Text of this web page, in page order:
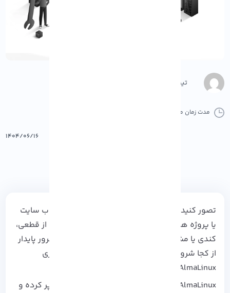
تیم محتوا
مدت زمان مطالعه :
۱۴۰۴/۰۶/۱۶
تصور کنید یک سرور قدرتمند دارید که به راحتی وب‌ سایت
یا پروژه‌ های شما را میزبانی می‌ کند، بدون نگرانی از قطعی،
کندی یا مشکلات امنیتی.
حالا راه رسیدن به این سرور پایدار
از کجا شروع می‌ شود؟ جواب ساده است: راه اندازی
AlmaLinux برای سرور.
AlmaLinux همان کلیدی است که جای CentOS را پر کرده و